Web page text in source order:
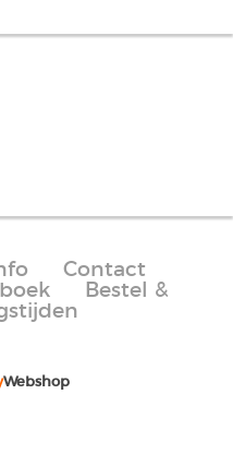
Contact
Bestel &
Webshop